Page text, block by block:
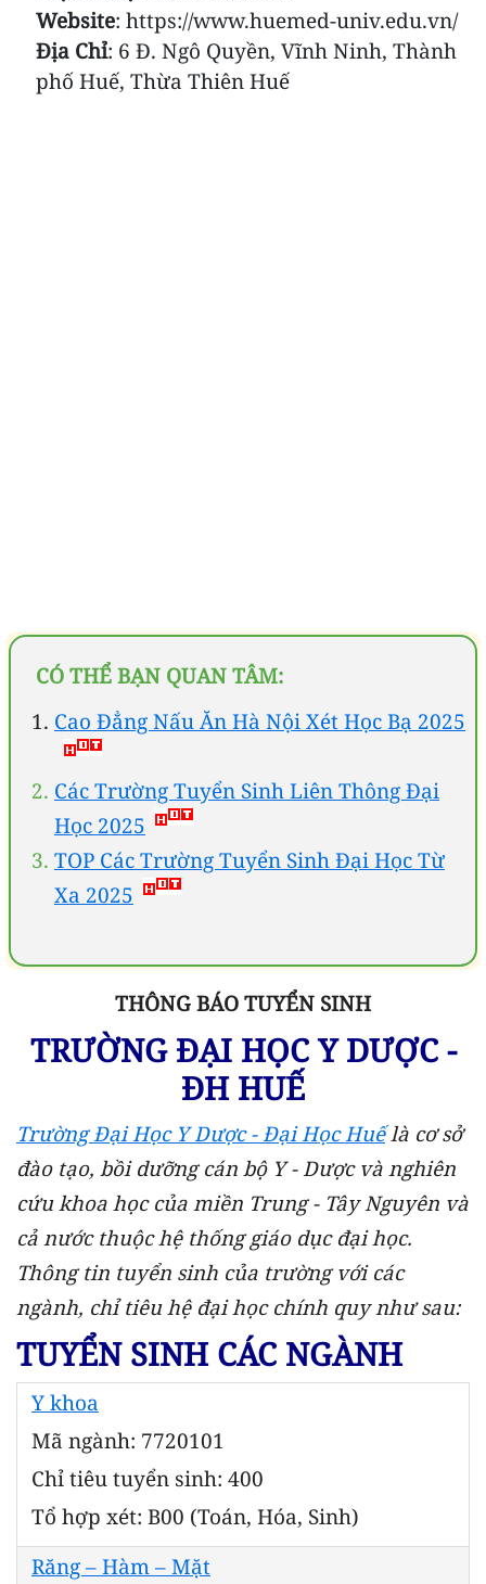
Website: https://www.huemed-univ.edu.vn/
Địa Chỉ: 6 Đ. Ngô Quyền, Vĩnh Ninh, Thành
phố Huế, Thừa Thiên Huế
CÓ THỂ BẠN QUAN TÂM:
Cao Đẳng Nấu Ăn Hà Nội Xét Học Bạ 2025
Các Trường Tuyển Sinh Liên Thông Đại
Học 2025
TOP Các Trường Tuyển Sinh Đại Học Từ
Xa 2025
THÔNG BÁO TUYỂN SINH
TRƯỜNG ĐẠI HỌC Y DƯỢC -
ĐH HUẾ
Trường Đại Học Y Dược - Đại Học Huếlà cơ sở
đào tạo, bồi dưỡng cán bộ Y - Dược và nghiên
cứu khoa học của miền Trung - Tây Nguyên và
cả nước thuộc hệ thống giáo dục đại học.
Thông tin tuyển sinh của trường với các
ngành, chỉ tiêu hệ đại học chính quy như sau:
TUYỂN SINH CÁC NGÀNH
Y khoa
Mã ngành: 7720101
Chỉ tiêu tuyển sinh: 400
Tổ hợp xét: B00 (Toán, Hóa, Sinh)
Răng – Hàm – Mặt